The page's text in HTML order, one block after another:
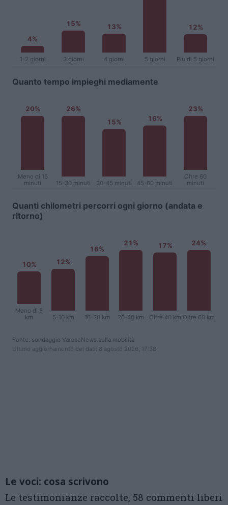
Le voci: cosa scrivono
Le testimonianze raccolte, 58 commenti liberi